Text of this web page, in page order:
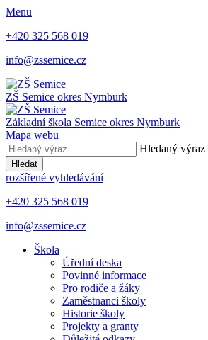
Menu
+420 325 568 019
info@zssemice.cz
ZŠ Semice okres Nymburk
Základní škola Semice okres Nymburk
Mapa webu
Hledaný výraz
Hledat
rozšířené vyhledávání
+420 325 568 019
info@zssemice.cz
Škola
Úřední deska
Povinné informace
Pro rodiče a žáky
Zaměstnanci školy
Historie školy
Projekty a granty